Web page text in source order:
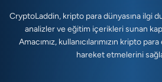
CryptoLaddin, kripto para dünyasına ilgi
analizler ve eğitim içerikleri sunan
Amacımız, kullanıcılarımızın kripto
hareket etmelerini